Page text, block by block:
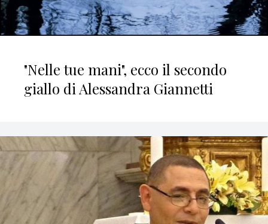
"Nelle tue mani", ecco il secondo
giallo di Alessandra Giannetti